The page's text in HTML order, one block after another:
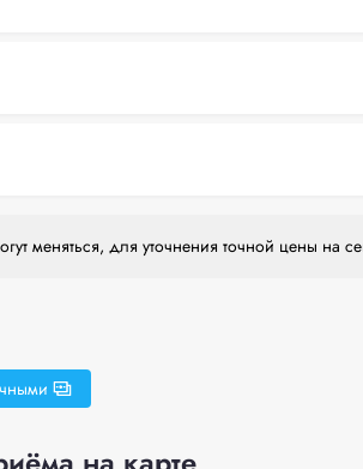
меняться, для уточнения точной цены на